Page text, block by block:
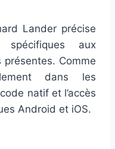
Lander précise
aux
Comme
dans les
natif et l’accès
Android et iOS.